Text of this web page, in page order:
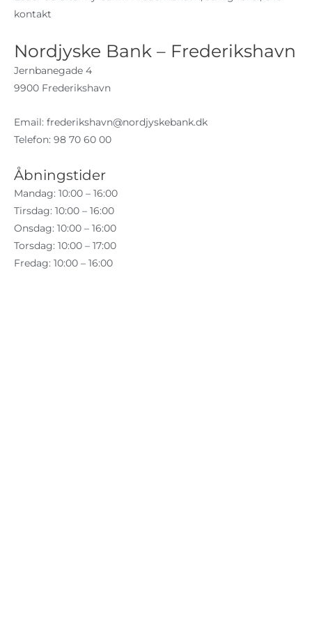
kontakt
Nordjyske Bank – Frederikshavn
Jernbanegade 4
9900 Frederikshavn
Email: frederikshavn@nordjyskebank.dk
Telefon: 98 70 60 00
Åbningstider
Mandag: 10:00 – 16:00
Tirsdag: 10:00 – 16:00
Onsdag: 10:00 – 16:00
Torsdag: 10:00 – 17:00
Fredag: 10:00 – 16:00